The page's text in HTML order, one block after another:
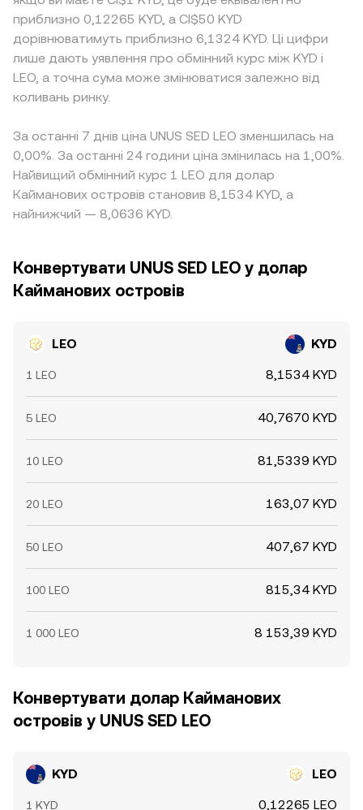
приблизно 0,12265 KYD, а CI$50 KYD
дорівнюватимуть приблизно 6,1324 KYD. Ці цифри
лише дають уявлення про обмінний курс між KYD і
LEO, а точна сума може змінюватися залежно від
коливань ринку.
За останні 7 днів ціна UNUS SED LEO зменшилась на
0,00%. За останні 24 години ціна змінилась на 1,00%.
Найвищий обмінний курс 1 LEO для долар
Кайманових островів становив 8,1534 KYD, а
найнижчий — 8,0636 KYD.
Конвертувати UNUS SED LEO у долар
Кайманових островів
LEO KYD
1 LEO 8,1534 KYD
5 LEO 40,7670 KYD
10 LEO 81,5339 KYD
20 LEO 163,07 KYD
50 LEO 407,67 KYD
100 LEO 815,34 KYD
1 000 LEO 8 153,39 KYD
Конвертувати долар Кайманових
островів у UNUS SED LEO
KYD LEO
1 KYD 0,12265 LEO